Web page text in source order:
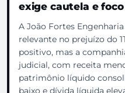
exige cautela e
A João Fortes
relevante no prejuízo do
positivo, mas a
judicial, com receita
patrimônio líquido
baixo e dívida líquida